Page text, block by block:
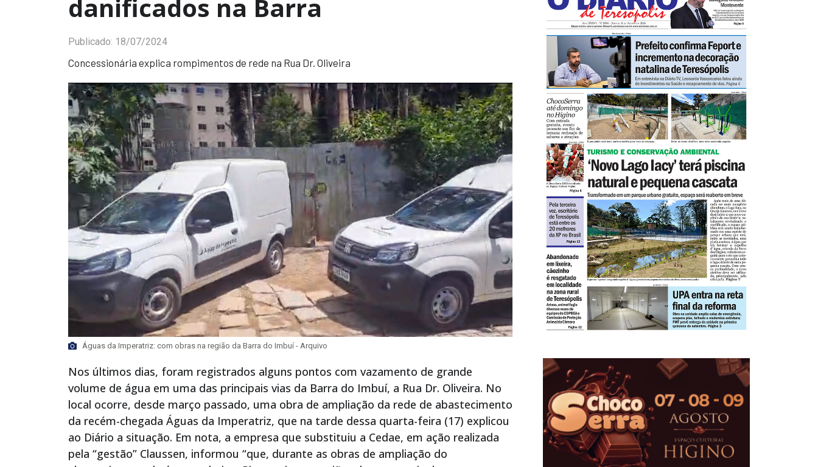
danificados na Barra
Publicado: 18/07/2024
Concessionária explica rompimentos de rede na Rua Dr. Oliveira
Águas da Imperatriz: com obras na região da Barra do Imbuí - Arquivo
Nos últimos dias, foram registrados alguns pontos com vazamento de grande
volume de água em uma das principais vias da Barra do Imbuí, a Rua Dr. Oliveira. No
local ocorre, desde março passado, uma obra de ampliação da rede de abastecimento
da recém-chegada Águas da Imperatriz, que na tarde dessa quarta-feira (17) explicou
ao Diário a situação. Em nota, a empresa que substituiu a Cedae, em ação realizada
pela “gestão” Claussen, informou “que, durante as obras de ampliação do